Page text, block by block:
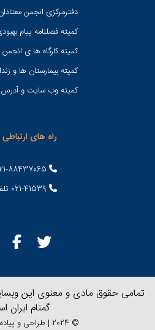
دفترمرکزی انجمن
کمیته فصلنامه پیام
کمیته کارگاه ها ی انجمن
کمیته بیمارستان ها و
کمیته وب سایت و
راه های ارتباطی
تمامی حقوق مادی و معنوی این
گمنام ایران
© 2024 | طراحی و پیاده‌سازی: